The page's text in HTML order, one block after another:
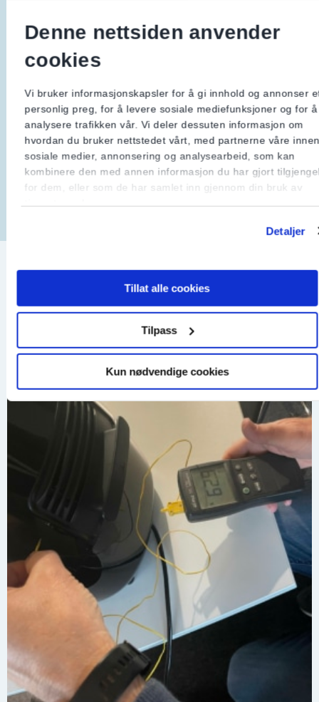
Denne nettsiden anvender
cookies
Vi bruker informasjonskapsler for å gi innhold og annonser
personlig preg, for å levere sosiale mediefunksjoner og for å
analysere trafikken vår. Vi deler dessuten informasjon om
hvordan du bruker nettstedet vårt, med partnerne våre innen
sosiale medier, annonsering og analysearbeid, som kan
kombinere den med annen informasjon du har gjort
for dem, eller som de har samlet inn gjennom din bruk av
Detaljer
Tillat alle cookies
Tilpass
Kun nødvendige cookies
elektrisk årsak som et ledd i HMS-arbeidet.
Det gjelder uansett om du driver med
husdyrhold eller om du bruker
driftsbygningen kun til korntørking, verksted
e.l.
Gå til siden